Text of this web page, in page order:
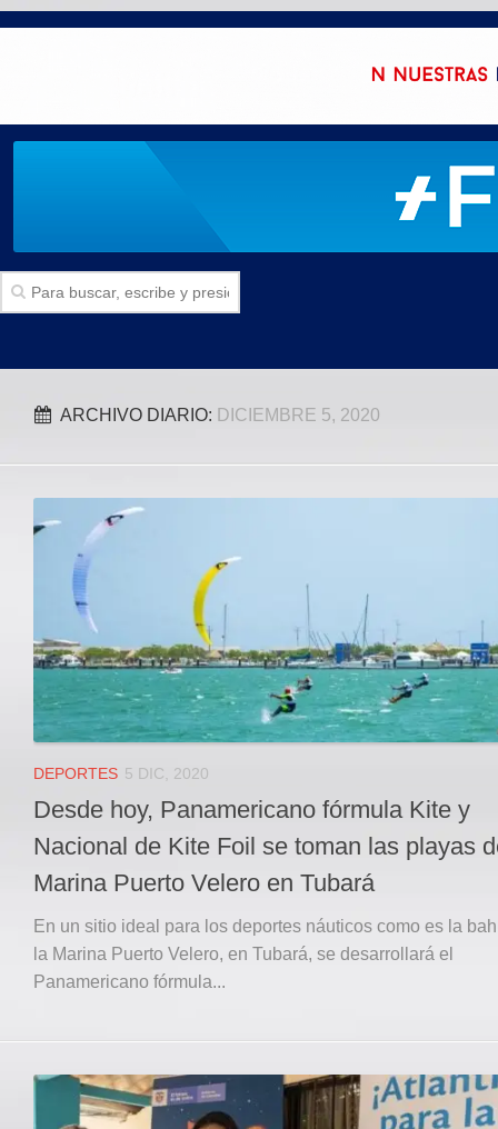
SECCIONES
Politica
Local
Deportes
JUDICIAL
ÁREA METROPOLITANA
REGIONAL
DEPARTAMENTAL
Internacional
Registro ISSN: 2711-3299
ARCHIVO DIARIO: DICIEMBRE 5, 2020
DEPORTES 5 DIC, 2020
Desde hoy, Panamericano fórmula Kite y
Nacional de Kite Foil se toman las playas
Marina Puerto Velero en Tubará
En un sitio ideal para los deportes náuticos como es la
la Marina Puerto Velero, en Tubará, se desarrollará el
Panamericano fórmula...